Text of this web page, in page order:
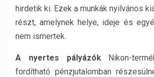
hirdetik ki. Ezek a munkák nyilvános
részt, amelynek helye, ideje és
nem ismertek.
A nyertes pályázókNikon-
fordítható pénzjutalomban